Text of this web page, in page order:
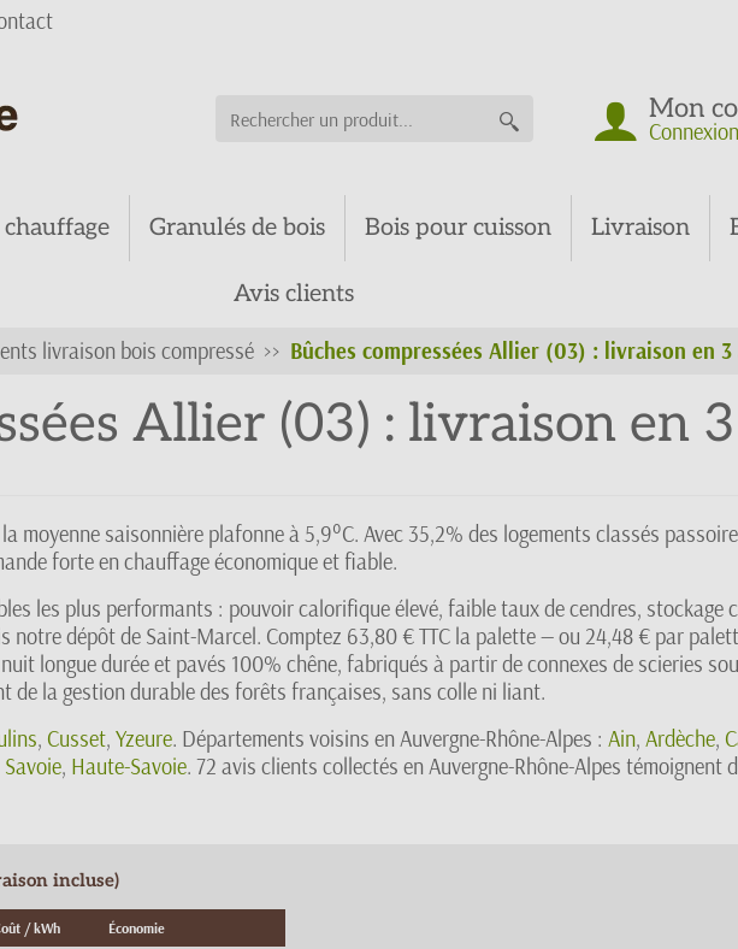
Mon
Connexion
chauffage Granulés de bois Bois pour cuisson Livraison
Avis clients
livraison bois compressé Bûches compressées Allier (03) : livraison en
Allier (03) : livraison en
moyenne saisonnière plafonne à 5,9°C. Avec 35,2% des logements classés
forte en chauffage économique et fiable.
les plus performants : pouvoir calorifique élevé, faible taux de cendres, stockage
notre dépôt de Saint-Marcel. Comptez 63,80 € TTC la palette — ou 24,48 € par
longue durée et pavés 100% chêne, fabriqués à partir de connexes de scieries
de la gestion durable des forêts françaises, sans colle ni liant.
, Cusset, Yzeure. Départements voisins en Auvergne-Rhône-Alpes : Ain, Ardèche,
Savoie, Haute-Savoie. 72 avis clients collectés en Auvergne-Rhône-Alpes témoignent
incluse)
/ kWh Économie